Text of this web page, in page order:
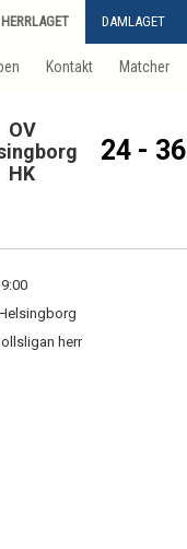
HERRLAGET DAMLAGET
Kontakt Matcher
OV
HK
24 - 36
herr